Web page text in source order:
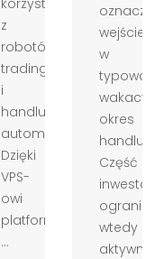
z
robotów
tradingowych
i
handlu
automatycznego.
Dzięki
VPS-
owi
platforma
...
oznacza
wejście
w
typowo
wakacyjny
okres
handlu.
Część
inwestorów
ogranicza
wtedy
aktywność,